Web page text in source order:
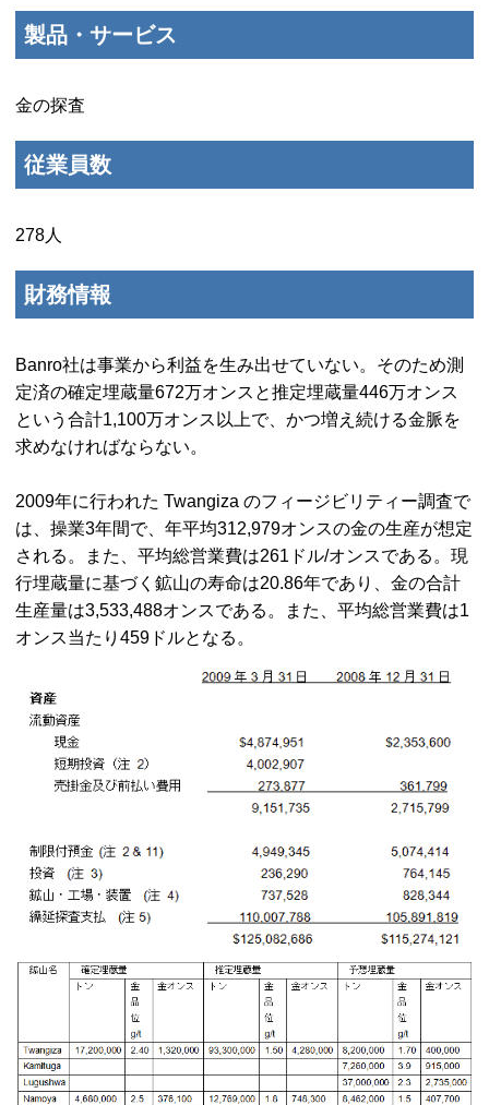
製品・サービス
金の探査
従業員数
278人
財務情報
Banro社は事業から利益を生み出せていない。そのため測
定済の確定埋蔵量672万オンスと推定埋蔵量446万オンス
という合計1,100万オンス以上で、かつ増え続ける金脈を
求めなければならない。
2009年に行われた Twangiza のフィージビリティー調査で
は、操業3年間で、年平均312,979オンスの金の生産が想定
される。また、平均総営業費は261ドル/オンスである。現
行埋蔵量に基づく鉱山の寿命は20.86年であり、金の合計
生産量は3,533,488オンスである。また、平均総営業費は1
オンス当たり459ドルとなる。